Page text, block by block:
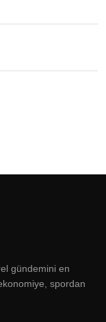
gündemini en
spordan